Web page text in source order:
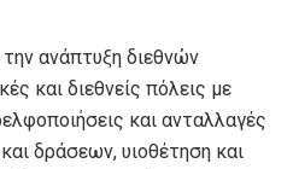
την ανάπτυξη διεθνών
και διεθνείς πόλεις με
και ανταλλαγές
δράσεων, υιοθέτηση και